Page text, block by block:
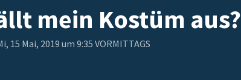
mein Kostüm aus?
15 Mai, 2019 um 9:35 VORMITTAGS